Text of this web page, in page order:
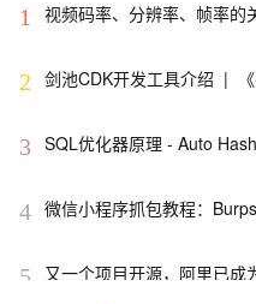
1 视频码率、分辨率、帧率的
2 剑池CDK开发工具介绍  |
3 SQL优化器原理 - Auto
4 微信小程序抓包教程：
5 又一个项目开源，阿里已成